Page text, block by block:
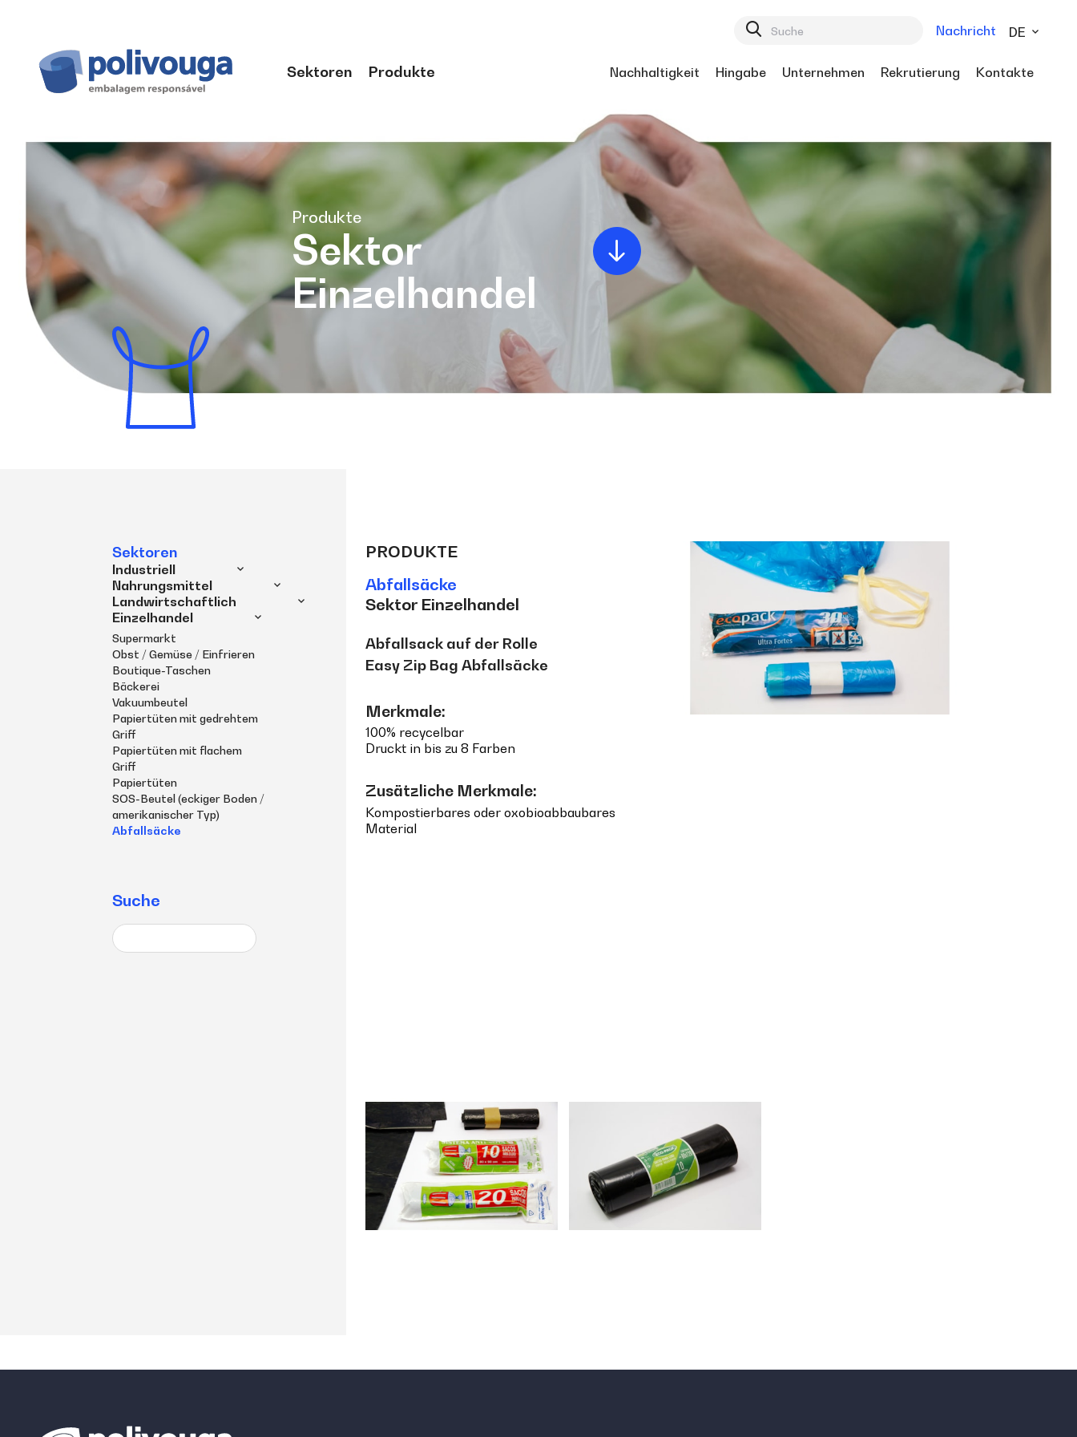
Nachricht DE
Sektoren Produkte Nachhaltigkeit Hingabe Unternehmen Rekrutierung Kontakte
Produkte
Sektor
Einzelhandel
Sektoren
Industriell
Nahrungsmittel
Landwirtschaftlich
Einzelhandel
Supermarkt
Obst / Gemüse / Einfrieren
Boutique-Taschen
Bäckerei
Vakuumbeutel
Papiertüten mit gedrehtem
Griff
Papiertüten mit flachem
Griff
Papiertüten
SOS-Beutel (eckiger Boden /
amerikanischer Typ)
Abfallsäcke
Suche
PRODUKTE
Abfallsäcke
Sektor Einzelhandel
Abfallsack auf der Rolle
Easy Zip Bag Abfallsäcke
Merkmale:
100% recycelbar
Druckt in bis zu 8 Farben
Zusätzliche Merkmale:
Kompostierbares oder oxobioabbaubares
Material